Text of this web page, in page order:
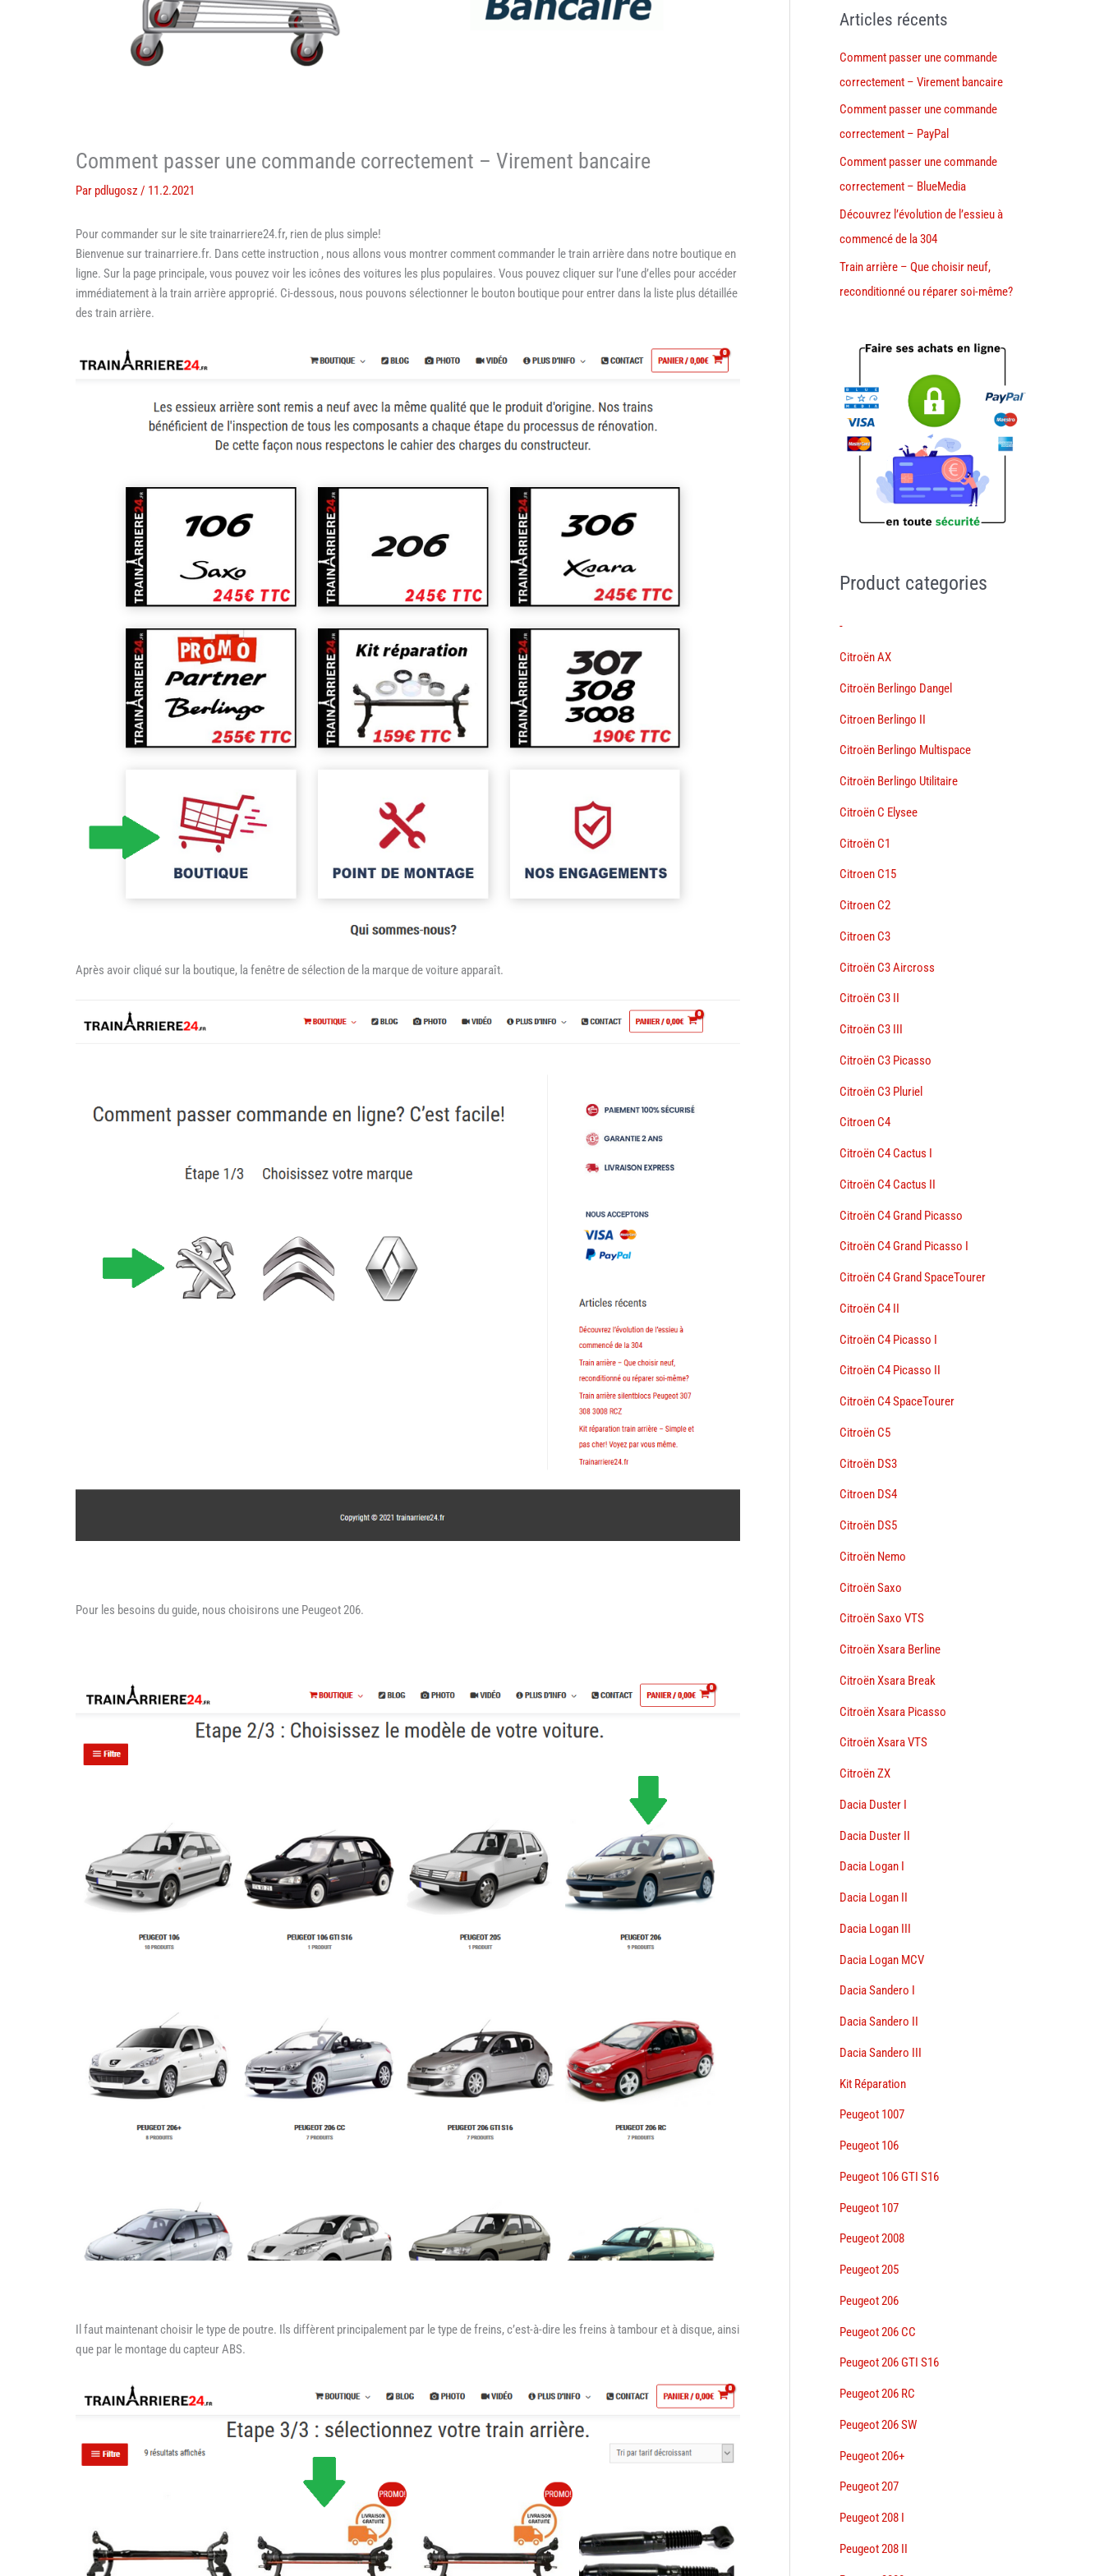
Comment passer une commande correctement – Virement bancaire
Par pdlugosz / 11.2.2021
Pour commander sur le site trainarriere24.fr, rien de plus simple!
Bienvenue sur trainarriere.fr. Dans cette instruction , nous allons vous montrer comment commander le train arrière dans notre boutique en
ligne. Sur la page principale, vous pouvez voir les icônes des voitures les plus populaires. Vous pouvez cliquer sur l’une d’elles pour accéder
immédiatement à la train arrière approprié. Ci-dessous, nous pouvons sélectionner le bouton boutique pour entrer dans la liste plus détaillée
des train arrière.
Après avoir cliqué sur la boutique, la fenêtre de sélection de la marque de voiture apparaît.
Pour les besoins du guide, nous choisirons une Peugeot 206.
Il faut maintenant choisir le type de poutre. Ils diffèrent principalement par le type de freins, c’est-à-dire les freins à tambour et à disque, ainsi
que par le montage du capteur ABS.
Articles récents
Comment passer une commande
correctement – Virement bancaire
Comment passer une commande
correctement – PayPal
Comment passer une commande
correctement – BlueMedia
Découvrez l’évolution de l’essieu à
commencé de la 304
Train arrière – Que choisir neuf,
reconditionné ou réparer soi-même?
Product categories
-
Citroën AX
Citroën Berlingo Dangel
Citroen Berlingo II
Citroën Berlingo Multispace
Citroën Berlingo Utilitaire
Citroën C Elysee
Citroën C1
Citroen C15
Citroen C2
Citroen C3
Citroën C3 Aircross
Citroën C3 II
Citroën C3 III
Citroën C3 Picasso
Citroën C3 Pluriel
Citroen C4
Citroën C4 Cactus I
Citroën C4 Cactus II
Citroën C4 Grand Picasso
Citroën C4 Grand Picasso I
Citroën C4 Grand SpaceTourer
Citroën C4 II
Citroën C4 Picasso I
Citroën C4 Picasso II
Citroën C4 SpaceTourer
Citroën C5
Citroën DS3
Citroen DS4
Citroën DS5
Citroën Nemo
Citroën Saxo
Citroën Saxo VTS
Citroën Xsara Berline
Citroën Xsara Break
Citroën Xsara Picasso
Citroën Xsara VTS
Citroën ZX
Dacia Duster I
Dacia Duster II
Dacia Logan I
Dacia Logan II
Dacia Logan III
Dacia Logan MCV
Dacia Sandero I
Dacia Sandero II
Dacia Sandero III
Kit Réparation
Peugeot 1007
Peugeot 106
Peugeot 106 GTI S16
Peugeot 107
Peugeot 2008
Peugeot 205
Peugeot 206
Peugeot 206 CC
Peugeot 206 GTI S16
Peugeot 206 RC
Peugeot 206 SW
Peugeot 206+
Peugeot 207
Peugeot 208 I
Peugeot 208 II